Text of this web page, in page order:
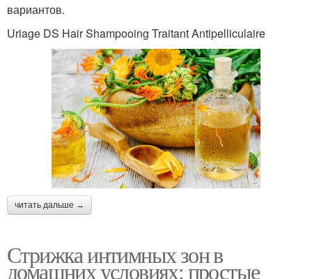
вариантов.
Uriage DS Hair Shampooing Traitant Antipelliculaire
читать дальше →
Стрижка интимных зон в
домашних условиях: простые